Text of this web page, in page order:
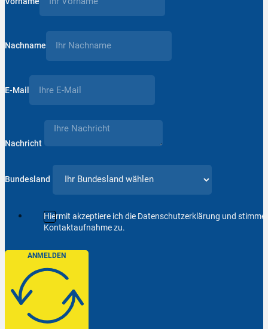
Nachname
E-Mail
Nachricht
Bundesland
Hiermit akzeptiere ich die Datenschutzerklärung und
Kontaktaufnahme zu.
ANMELDEN